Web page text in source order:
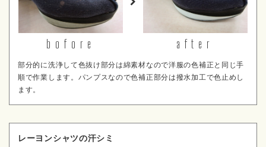
bofore after
部分的に洗浄して色抜け部分は綿素材なので洋服の色補正と同じ手
順で作業します。パンプスなので色補正部分は撥水加工で色止めし
ます。
レーヨンシャツの汗シミ